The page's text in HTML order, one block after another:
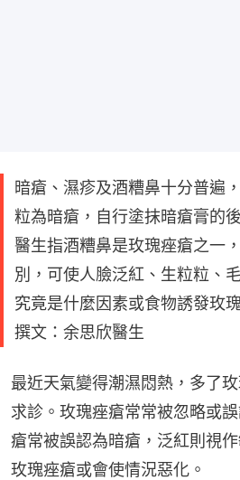
暗瘡、濕疹及酒糟鼻十分普遍
粒為暗瘡，自行塗抹暗瘡膏的
醫生指酒糟鼻是玫瑰痤瘡之一
別，可使人臉泛紅、生粒粒、
究竟是什麼因素或食物誘發玫
撰文：余思欣醫生
最近天氣變得潮濕悶熱，多了
求診。玫瑰痤瘡常常被忽略或
瘡常被誤認為暗瘡，泛紅則視
玫瑰痤瘡或會使情況惡化。